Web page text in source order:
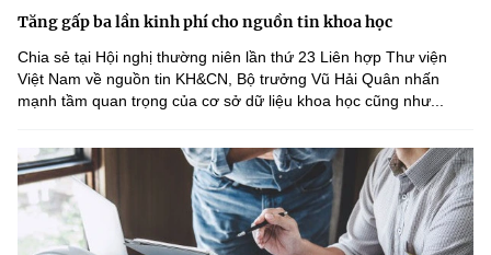
Tăng gấp ba lần kinh phí cho nguồn tin khoa học
Chia sẻ tại Hội nghị thường niên lần thứ 23 Liên hợp Thư viện
Việt Nam về nguồn tin KH&CN, Bộ trưởng Vũ Hải Quân nhấn
mạnh tầm quan trọng của cơ sở dữ liệu khoa học cũng như...